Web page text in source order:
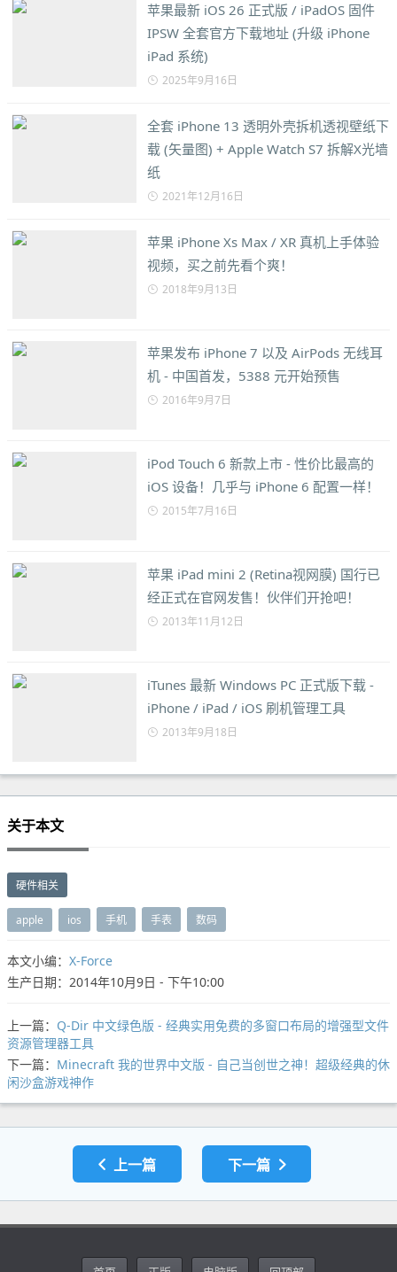
苹果最新 iOS 26 正式版 / iPadOS 固件
IPSW 全套官方下载地址 (升级 iPhone
iPad 系统)
2025年9月16日
全套 iPhone 13 透明外壳拆机透视壁纸下
载 (矢量图) + Apple Watch S7 拆解X光墙
纸
2021年12月16日
苹果 iPhone Xs Max / XR 真机上手体验
视频，买之前先看个爽！
2018年9月13日
苹果发布 iPhone 7 以及 AirPods 无线耳
机 - 中国首发，5388 元开始预售
2016年9月7日
iPod Touch 6 新款上市 - 性价比最高的
iOS 设备！几乎与 iPhone 6 配置一样！
2015年7月16日
苹果 iPad mini 2 (Retina视网膜) 国行已
经正式在官网发售！伙伴们开抢吧！
2013年11月12日
iTunes 最新 Windows PC 正式版下载 -
iPhone / iPad / iOS 刷机管理工具
2013年9月18日
关于本文
硬件相关
apple ios 手机 手表 数码
本文小编： X-Force
生产日期：2014年10月9日 - 下午10:00
上一篇： Q-Dir 中文绿色版 - 经典实用免费的多窗口布局的增强型文件
资源管理器工具
下一篇： Minecraft 我的世界中文版 - 自己当创世之神！超级经典的休
闲沙盒游戏神作
上一篇 下一篇